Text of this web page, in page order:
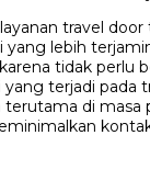
travel door
yang lebih
tidak perlu
terjadi pada
terutama di masa